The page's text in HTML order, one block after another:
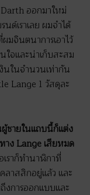
ออกมาใหม่
ด์เราเลย ผมจำได้
มจินตนาการเอาไว้
จและน่าเก็บสะสม
นในจำนวนเท่ากัน
Lange 1 วัสดุละ
ชายในแถบนี้ก็แต่ง
ง Lange เสียหมด
เราก็ทำนาฬิกาที่
ลาสสิกอยู่แล้ว และ
งการออกแบบและ